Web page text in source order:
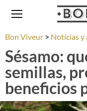
Bon Viveur Noticias y
Sésamo:
semillas,
beneficios